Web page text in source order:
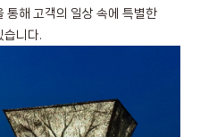
통해 고객의 일상 속에 특별한
습니다.